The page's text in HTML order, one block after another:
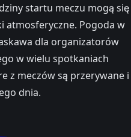
startu meczu mogą się
atmosferyczne. Pogoda w
dla organizatorów
w wielu spotkaniach
z meczów są przerywane i
dnia.